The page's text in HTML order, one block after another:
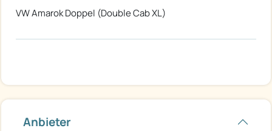
VW Amarok Doppel (Double Cab XL)
Anbieter